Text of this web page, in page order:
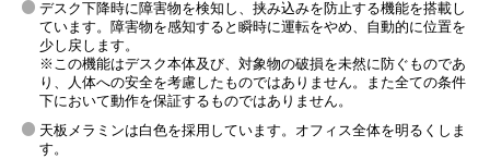
デスク下降時に障害物を検知し、挟み込みを防止する機能を搭載し
ています。障害物を感知すると瞬時に運転をやめ、自動的に位置を
少し戻します。
※この機能はデスク本体及び、対象物の破損を未然に防ぐものであ
り、人体への安全を考慮したものではありません。また全ての条件
下において動作を保証するものではありません。
天板メラミンは白色を採用しています。オフィス全体を明るくしま
す。